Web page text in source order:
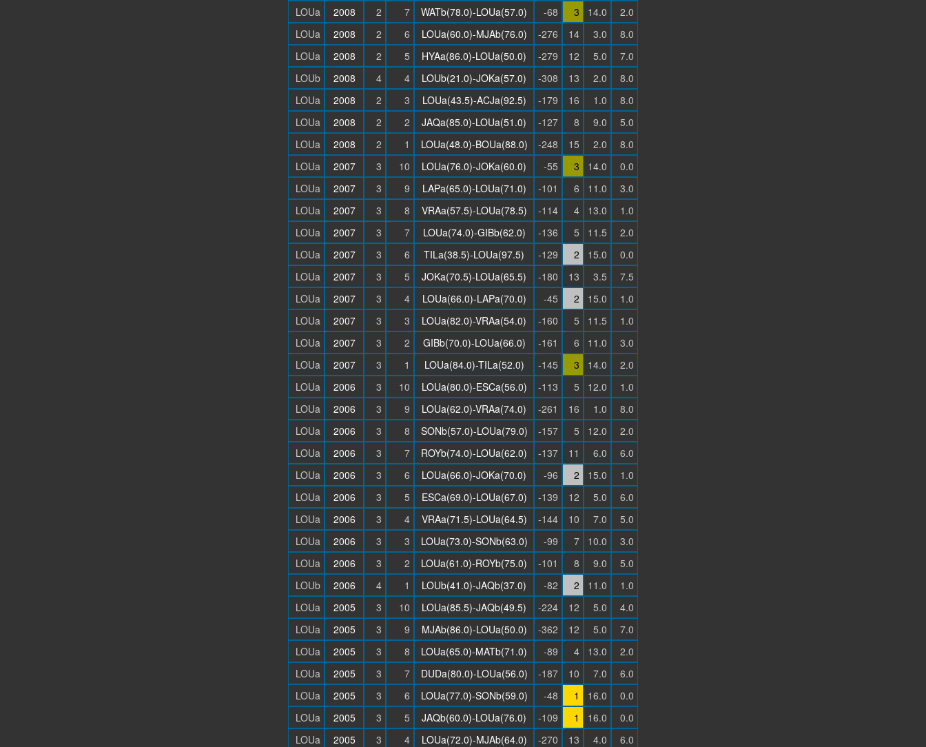
LOUa
2008 2 7 WATb(78.0)-LOUa(57.0) -68 3 14.0
2.0
LOUa
2008 2 6 LOUa(60.0)-MJAb(76.0) -276 14 3.0
8.0
LOUa
2008 2 5 HYAa(86.0)-LOUa(50.0) -279 12 5.0
7.0
LOUb
2008 4 4 LOUb(21.0)-JOKa(57.0) -308 13 2.0
8.0
LOUa
2008 2 3 LOUa(43.5)-ACJa(92.5) -179 16 1.0
8.0
LOUa
2008 2 2 JAQa(85.0)-LOUa(51.0) -127 8 9.0
5.0
LOUa
2008 2 1 LOUa(48.0)-BOUa(88.0) -248 15 2.0
8.0
LOUa
2007 3 10 LOUa(76.0)-JOKa(60.0) -55 3 14.0
0.0
LOUa
2007 3 9 LAPa(65.0)-LOUa(71.0) -101 6 11.0
3.0
LOUa
2007 3 8 VRAa(57.5)-LOUa(78.5) -114 4 13.0
1.0
LOUa
2007 3 7 LOUa(74.0)-GIBb(62.0) -136 5 11.5
2.0
LOUa
2007 3 6 TILa(38.5)-LOUa(97.5) -129 2 15.0
0.0
LOUa
2007 3 5 JOKa(70.5)-LOUa(65.5) -180 13 3.5
7.5
LOUa
2007 3 4 LOUa(66.0)-LAPa(70.0) -45 2 15.0
1.0
LOUa
2007 3 3 LOUa(82.0)-VRAa(54.0) -160 5 11.5
1.0
LOUa
2007 3 2 GIBb(70.0)-LOUa(66.0) -161 6 11.0
3.0
LOUa
2007 3 1 LOUa(84.0)-TILa(52.0) -145 3 14.0
2.0
LOUa
2006 3 10 LOUa(80.0)-ESCa(56.0) -113 5 12.0
1.0
LOUa
2006 3 9 LOUa(62.0)-VRAa(74.0) -261 16 1.0
8.0
LOUa
2006 3 8 SONb(57.0)-LOUa(79.0) -157 5 12.0
2.0
LOUa
2006 3 7 ROYb(74.0)-LOUa(62.0) -137 11 6.0
6.0
LOUa
2006 3 6 LOUa(66.0)-JOKa(70.0) -96 2 15.0
1.0
LOUa
2006 3 5 ESCa(69.0)-LOUa(67.0) -139 12 5.0
6.0
LOUa
2006 3 4 VRAa(71.5)-LOUa(64.5) -144 10 7.0
5.0
LOUa
2006 3 3 LOUa(73.0)-SONb(63.0) -99 7 10.0
3.0
LOUa
2006 3 2 LOUa(61.0)-ROYb(75.0) -101 8 9.0
5.0
LOUb
2006 4 1 LOUb(41.0)-JAQb(37.0) -82 2 11.0
1.0
LOUa
2005 3 10 LOUa(85.5)-JAQb(49.5) -224 12 5.0
4.0
LOUa
2005 3 9 MJAb(86.0)-LOUa(50.0) -362 12 5.0
7.0
LOUa
2005 3 8 LOUa(65.0)-MATb(71.0) -89 4 13.0
2.0
LOUa
2005 3 7 DUDa(80.0)-LOUa(56.0) -187 10 7.0
6.0
LOUa
2005 3 6 LOUa(77.0)-SONb(59.0) -48 1 16.0
0.0
LOUa
2005 3 5 JAQb(60.0)-LOUa(76.0) -109 1 16.0
0.0
LOUa
2005 3 4 LOUa(72.0)-MJAb(64.0) -270 13 4.0
6.0